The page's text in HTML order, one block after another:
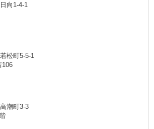
向1-4-1
松町5-5-1
106
潮町3-3